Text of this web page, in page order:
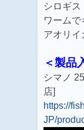
シロギ
ワーム
アオリイ
＜製品
シマノ
店]
https://
JP/